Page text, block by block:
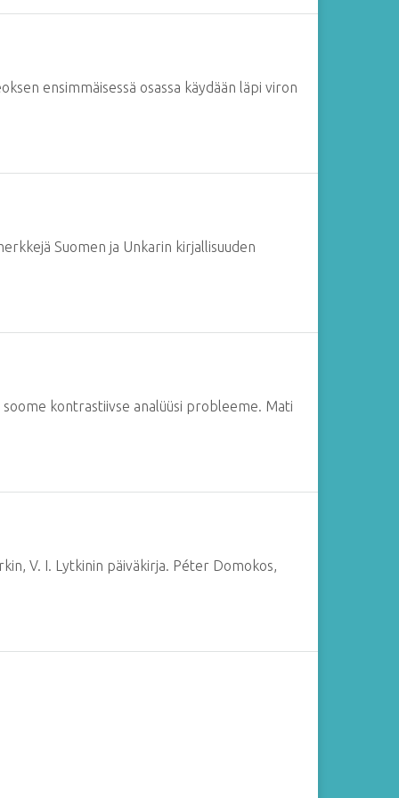
ensimmäisessä osassa käydään läpi viron
Suomen ja Unkarin kirjallisuuden
kontrastiivse analüüsi probleeme. Mati
V. I. Lytkinin päiväkirja. Péter Domokos,